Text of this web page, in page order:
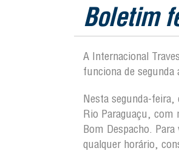
Boletim
A Internacional
funciona de
Nesta segunda-
Rio Paraguaçu, com
Bom Despacho.
qualquer horário,